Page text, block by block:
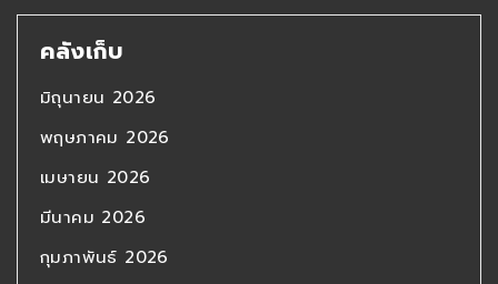
คลังเก็บ
มิถุนายน 2026
พฤษภาคม 2026
เมษายน 2026
มีนาคม 2026
กุมภาพันธ์ 2026